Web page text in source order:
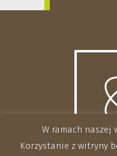
W ramach
Korzystanie z witryny